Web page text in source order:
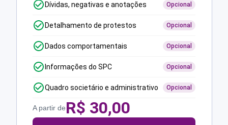
Dívidas, negativas e anotações Opcional
Detalhamento de protestos Opcional
Dados comportamentais Opcional
Informações do SPC Opcional
Quadro societário e administrativo Opcional
A partir deR$ 30,00